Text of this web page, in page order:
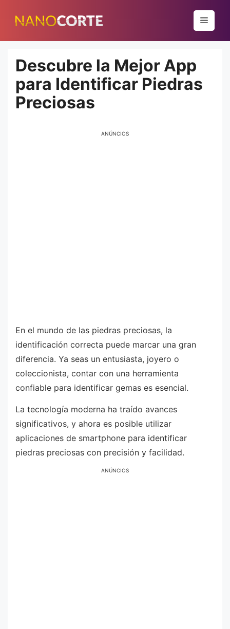
para
conteúdo
Menu
Descubre la Mejor App
para Identificar Piedras
Preciosas
ANÚNCIOS
En el mundo de las piedras preciosas, la
identificación correcta puede marcar una gran
diferencia. Ya seas un entusiasta, joyero o
coleccionista, contar con una herramienta
confiable para identificar gemas es esencial.
La tecnología moderna ha traído avances
significativos, y ahora es posible utilizar
aplicaciones de smartphone para identificar
piedras preciosas con precisión y facilidad.
ANÚNCIOS